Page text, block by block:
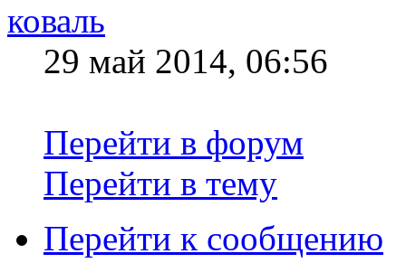
коваль
29 май 2014, 06:56
Перейти в форум
Перейти в тему
Перейти к сообщению